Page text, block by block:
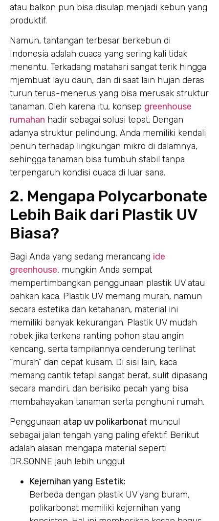
atau balkon pun bisa disulap menjadi kebun yang
produktif.
Namun, tantangan terbesar berkebun di
Indonesia adalah cuaca yang sering kali tidak
menentu. Terkadang matahari sangat terik hingga
mjembuat layu daun, dan di saat lain hujan deras
turun terus-menerus yang bisa merusak struktur
tanaman. Oleh karena itu, konsep greenhouse
rumahan hadir sebagai solusi tepat. Dengan
adanya struktur pelindung, Anda memiliki kendali
penuh terhadap lingkungan mikro di dalamnya,
sehingga tanaman bisa tumbuh stabil tanpa
terpengaruh kondisi cuaca di luar sana.
2. Mengapa Polycarbonate
Lebih Baik dari Plastik UV
Biasa?
Bagi Anda yang sedang merancang ide
greenhouse, mungkin Anda sempat
mempertimbangkan penggunaan plastik UV atau
bahkan kaca. Plastik UV memang murah, namun
secara estetika dan ketahanan, material ini
memiliki banyak kekurangan. Plastik UV mudah
robek jika terkena ranting pohon atau angin
kencang, serta tampilannya cenderung terlihat
“murah” dan cepat kusam. Di sisi lain, kaca
memang cantik tetapi sangat berat, sulit dipasang
secara mandiri, dan berisiko pecah yang bisa
membahayakan tanaman serta penghuni rumah.
Penggunaan atap uv polikarbonat muncul
sebagai jalan tengah yang paling efektif. Berikut
adalah alasan mengapa material seperti
DR.SONNE jauh lebih unggul:
Kejernihan yang Estetik:
Berbeda dengan plastik UV yang buram,
polikarbonat memiliki kejernihan yang